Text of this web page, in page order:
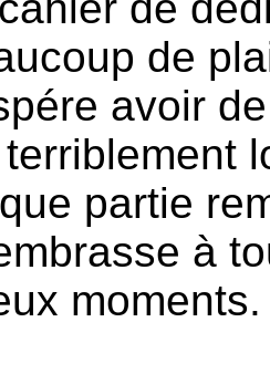
de
avoir
partie
à
moments.